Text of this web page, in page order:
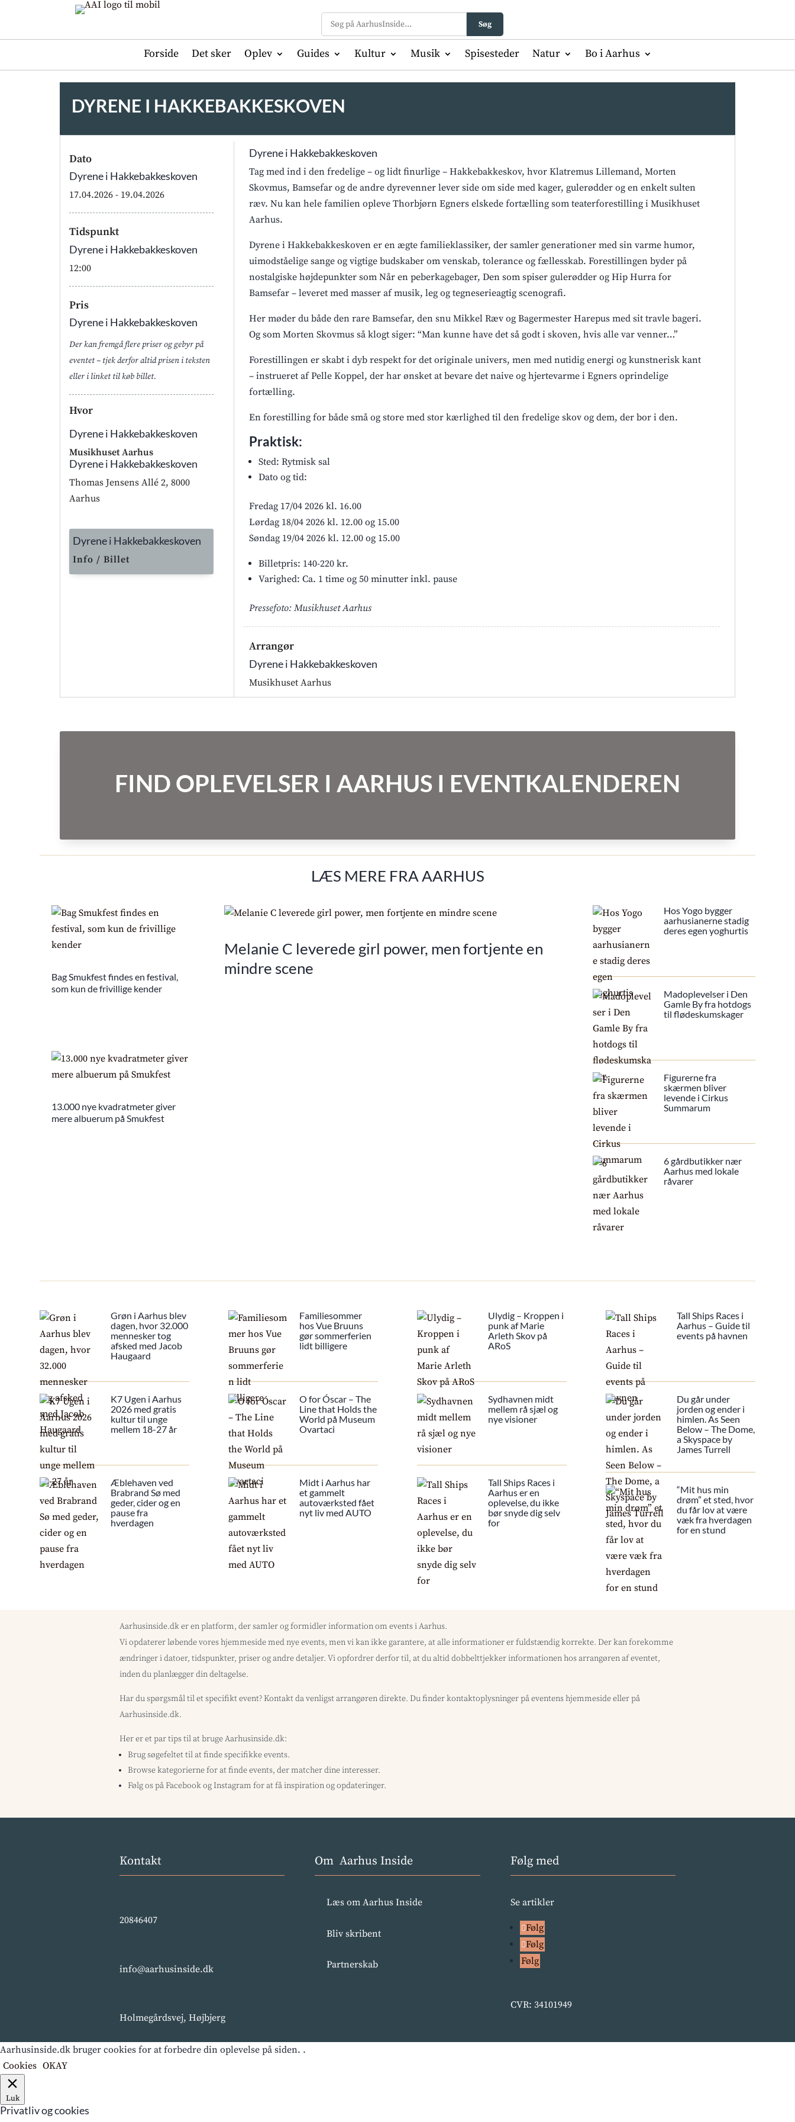
Søg
Forside Det sker Oplev Guides Kultur Musik Spisesteder Natur Bo i Aarhus
DYRENE I HAKKEBAKKESKOVEN
Dato
Dyrene i Hakkebakkeskoven
17.04.2026- 19.04.2026
Tidspunkt
Dyrene i Hakkebakkeskoven
12:00
Pris
Dyrene i Hakkebakkeskoven
Der kan fremgå flere priser og gebyr på
eventet – tjek derfor altid prisen i teksten
eller i linket til køb billet.
Hvor
Dyrene i Hakkebakkeskoven
Musikhuset Aarhus
Dyrene i Hakkebakkeskoven
Thomas Jensens Allé 2, 8000
Aarhus
Dyrene i Hakkebakkeskoven
Info / Billet
Dyrene i Hakkebakkeskoven
Tag med ind i den fredelige – og lidt finurlige – Hakkebakkeskov, hvor Klatremus Lillemand, Morten
Skovmus, Bamsefar og de andre dyrevenner lever side om side med kager, gulerødder og en enkelt sulten
ræv. Nu kan hele familien opleve Thorbjørn Egners elskede fortælling som teaterforestilling i Musikhuset
Aarhus.
Dyrene i Hakkebakkeskoven er en ægte familieklassiker, der samler generationer med sin varme humor,
uimodståelige sange og vigtige budskaber om venskab, tolerance og fællesskab. Forestillingen byder på
nostalgiske højdepunkter som Når en peberkagebager, Den som spiser gulerødder og Hip Hurra for
Bamsefar – leveret med masser af musik, leg og tegneserieagtig scenografi.
Her møder du både den rare Bamsefar, den snu Mikkel Ræv og Bagermester Harepus med sit travle bageri.
Og som Morten Skovmus så klogt siger: “Man kunne have det så godt i skoven, hvis alle var venner…”
Forestillingen er skabt i dyb respekt for det originale univers, men med nutidig energi og kunstnerisk kant
– instrueret af Pelle Koppel, der har ønsket at bevare det naive og hjertevarme i Egners oprindelige
fortælling.
En forestilling for både små og store med stor kærlighed til den fredelige skov og dem, der bor i den.
Praktisk:
Sted: Rytmisk sal
Dato og tid:
Fredag 17/04 2026 kl. 16.00
Lørdag 18/04 2026 kl. 12.00 og 15.00
Søndag 19/04 2026 kl. 12.00 og 15.00
Billetpris: 140-220 kr.
Varighed: Ca. 1 time og 50 minutter inkl. pause
Pressefoto: Musikhuset Aarhus
Arrangør
Dyrene i Hakkebakkeskoven
Musikhuset Aarhus
FIND OPLEVELSER I AARHUS I EVENTKALENDEREN
LÆS MERE FRA AARHUS
Bag Smukfest findes en festival,
som kun de frivillige kender
13.000 nye kvadratmeter giver
mere albuerum på Smukfest
Melanie C leverede girl power, men fortjente en
mindre scene
Hos Yogo bygger
aarhusianerne stadig
deres egen yoghurtis
Madoplevelser i Den
Gamle By fra hotdogs
til flødeskumskager
Figurerne fra
skærmen bliver
levende i Cirkus
Summarum
6 gårdbutikker nær
Aarhus med lokale
råvarer
Grøn i Aarhus blev
dagen, hvor 32.000
mennesker tog
afsked med Jacob
Haugaard
K7 Ugen i Aarhus
2026 med gratis
kultur til unge
mellem 18-27 år
Æblehaven ved
Brabrand Sø med
geder, cider og en
pause fra
hverdagen
Familiesommer
hos Vue Bruuns
gør sommerferien
lidt billigere
O for Óscar – The
Line that Holds the
World på Museum
Ovartaci
Midt i Aarhus har
et gammelt
autoværksted fået
nyt liv med AUTO
Ulydig – Kroppen i
punk af Marie
Arleth Skov på
ARoS
Sydhavnen midt
mellem rå sjæl og
nye visioner
Tall Ships Races i
Aarhus er en
oplevelse, du ikke
bør snyde dig selv
for
Tall Ships Races i
Aarhus – Guide til
events på havnen
Du går under
jorden og ender i
himlen. As Seen
Below – The Dome,
a Skyspace by
James Turrell
“Mit hus min
drøm” et sted, hvor
du får lov at være
væk fra hverdagen
for en stund
Aarhusinside.dk er en platform, der samler og formidler information om events i Aarhus.
Vi opdaterer løbende vores hjemmeside med nye events, men vi kan ikke garantere, at alle informationer er fuldstændig korrekte. Der kan forekomme
ændringer i datoer, tidspunkter, priser og andre detaljer. Vi opfordrer derfor til, at du altid dobbelttjekker informationen hos arrangøren af eventet,
inden du planlægger din deltagelse.
Har du spørgsmål til et specifikt event? Kontakt da venligst arrangøren direkte. Du finder kontaktoplysninger på eventens hjemmeside eller på
Aarhusinside.dk.
Her er et par tips til at bruge Aarhusinside.dk:
Brug søgefeltet til at finde specifikke events.
Browse kategorierne for at finde events, der matcher dine interesser.
Følg os på Facebook og Instagram for at få inspiration og opdateringer.
Kontakt
20846407
info@aarhusinside.dk
Holmegårdsvej, Højbjerg
Om Aarhus Inside
Læs om Aarhus Inside
Bliv skribent
Partnerskab
Følg med
Se artikler
Følg
Følg
Følg
CVR: 34101949
Aarhusinside.dk bruger cookies for at forbedre din oplevelse på siden. .
Cookies OKAY
Luk
Privatliv og cookies